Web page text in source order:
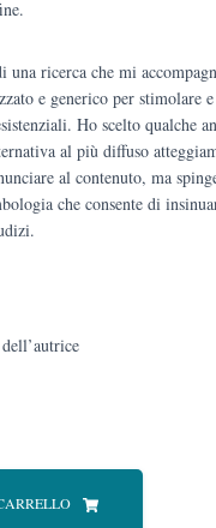
ricerca che mi
e generico per stimolare
Ho scelto qualche
al più diffuso
al contenuto, ma
che consente di